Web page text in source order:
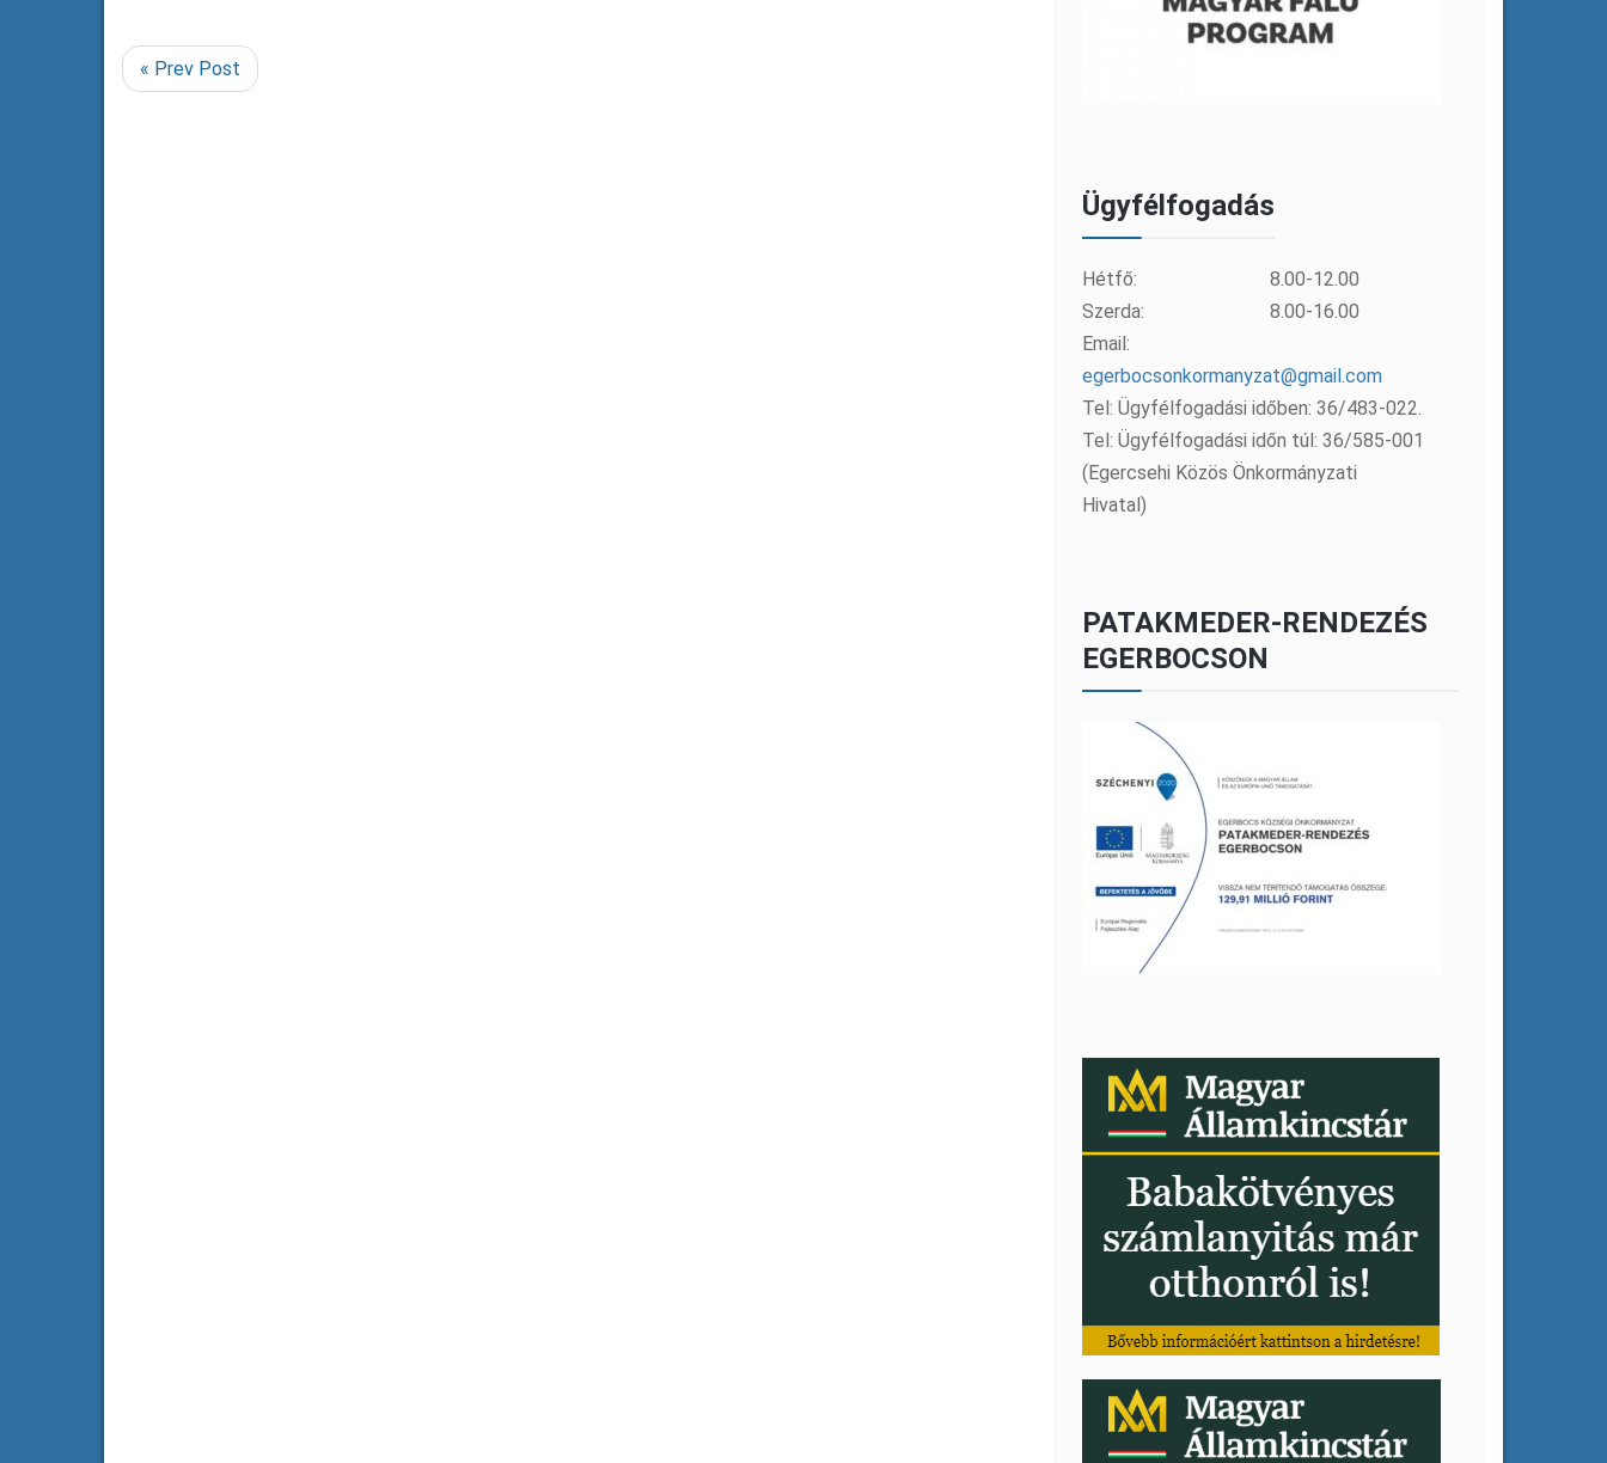
« Prev Post
Ügyfélfogadás
Hétfő:
8.00-12.00
Szerda:
8.00-16.00
Email:
egerbocsonkormanyzat@gmail.com
Tel: Ügyfélfogadási időben: 36/483-022.
Tel: Ügyfélfogadási időn túl: 36/585-001
(Egercsehi Közös Önkormányzati
Hivatal)
PATAKMEDER-RENDEZÉS
EGERBOCSON